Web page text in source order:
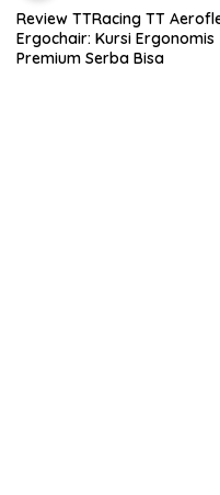
Review Galaxy
4 Bulan: Ini Fitur AI
Paling Berguna